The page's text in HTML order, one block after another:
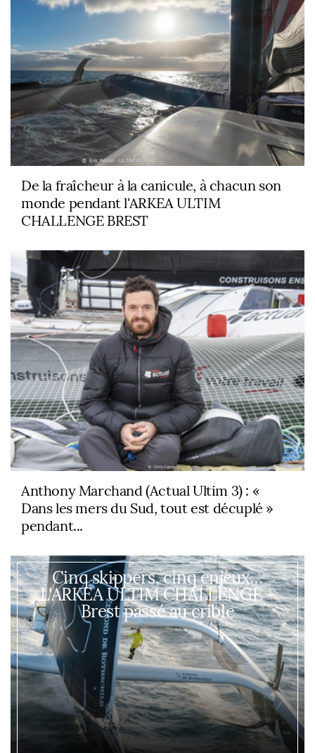
De la fraîcheur à la canicule, à chacun son
monde pendant l'ARKEA ULTIM
CHALLENGE BREST
Anthony Marchand (Actual Ultim 3) : «
Dans les mers du Sud, tout est décuplé »
pendant...
Cinq skippers, cinq enjeux…
L'ARKEA ULTIM CHALLENGE -
Brest passé au crible